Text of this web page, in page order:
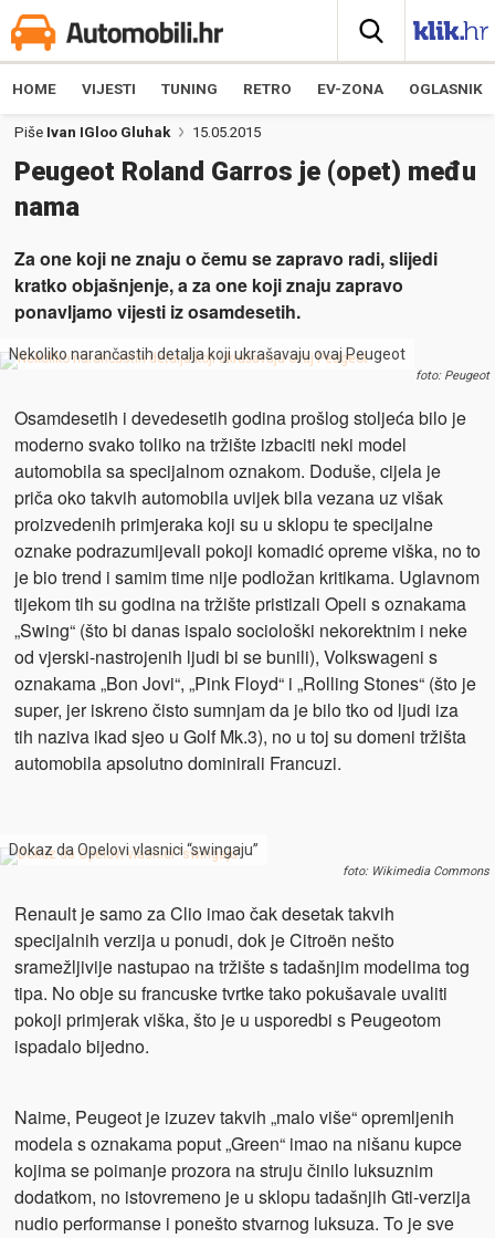
HOME VIJESTI TUNING RETRO EV-ZONA OGLASNIK
Piše Ivan IGloo Gluhak 15.05.2015
Peugeot Roland Garros je (opet) među
nama
Za one koji ne znaju o čemu se zapravo radi, slijedi
kratko objašnjenje, a za one koji znaju zapravo
ponavljamo vijesti iz osamdesetih.
Nekoliko narančastih detalja koji ukrašavaju ovaj Peugeot
foto: Peugeot
Osamdesetih i devedesetih godina prošlog stoljeća bilo je
moderno svako toliko na tržište izbaciti neki model
automobila sa specijalnom oznakom. Doduše, cijela je
priča oko takvih automobila uvijek bila vezana uz višak
proizvedenih primjeraka koji su u sklopu te specijalne
oznake podrazumijevali pokoji komadić opreme viška, no to
je bio trend i samim time nije podložan kritikama. Uglavnom
tijekom tih su godina na tržište pristizali Opeli s oznakama
„Swing“ (što bi danas ispalo sociološki nekorektnim i neke
od vjerski-nastrojenih ljudi bi se bunili), Volkswageni s
oznakama „Bon Jovi“, „Pink Floyd“ i „Rolling Stones“ (što je
super, jer iskreno čisto sumnjam da je bilo tko od ljudi iza
tih naziva ikad sjeo u Golf Mk.3), no u toj su domeni tržišta
automobila apsolutno dominirali Francuzi.
Dokaz da Opelovi vlasnici “swingaju”
foto: Wikimedia Commons
Renault je samo za Clio imao čak desetak takvih
specijalnih verzija u ponudi, dok je Citroën nešto
sramežljivije nastupao na tržište s tadašnjim modelima tog
tipa. No obje su francuske tvrtke tako pokušavale uvaliti
pokoji primjerak viška, što je u usporedbi s Peugeotom
ispadalo bijedno.
Naime, Peugeot je izuzev takvih „malo više“ opremljenih
modela s oznakama poput „Green“ imao na nišanu kupce
kojima se poimanje prozora na struju činilo luksuznim
dodatkom, no istovremeno je u sklopu tadašnjih Gti-verzija
nudio performanse i ponešto stvarnog luksuza. To je sve